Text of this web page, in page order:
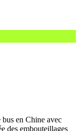
en Chine avec
des embouteillages